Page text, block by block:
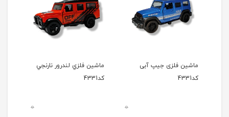
ماشین فلزی جیپ آبی
کد4331
0
ماشين فلزي لندرور نارنجي
کد4331
0